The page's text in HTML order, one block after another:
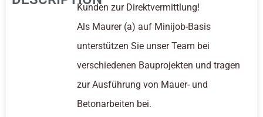
Kunden zur Direktvermittlung!
Als Maurer (a) auf Minijob-Basis
unterstützen Sie unser Team bei
verschiedenen Bauprojekten und tragen
zur Ausführung von Mauer- und
Betonarbeiten bei.